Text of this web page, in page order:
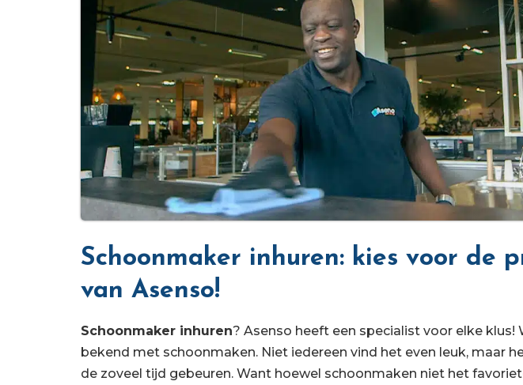
Schoonmaker inhuren: kies voor de
van Asenso!
Schoonmaker inhuren? Asenso heeft een specialist voor elke klus!
bekend met schoonmaken. Niet iedereen vind het even leuk, maar
de zoveel tijd gebeuren. Want hoewel schoonmaken niet het